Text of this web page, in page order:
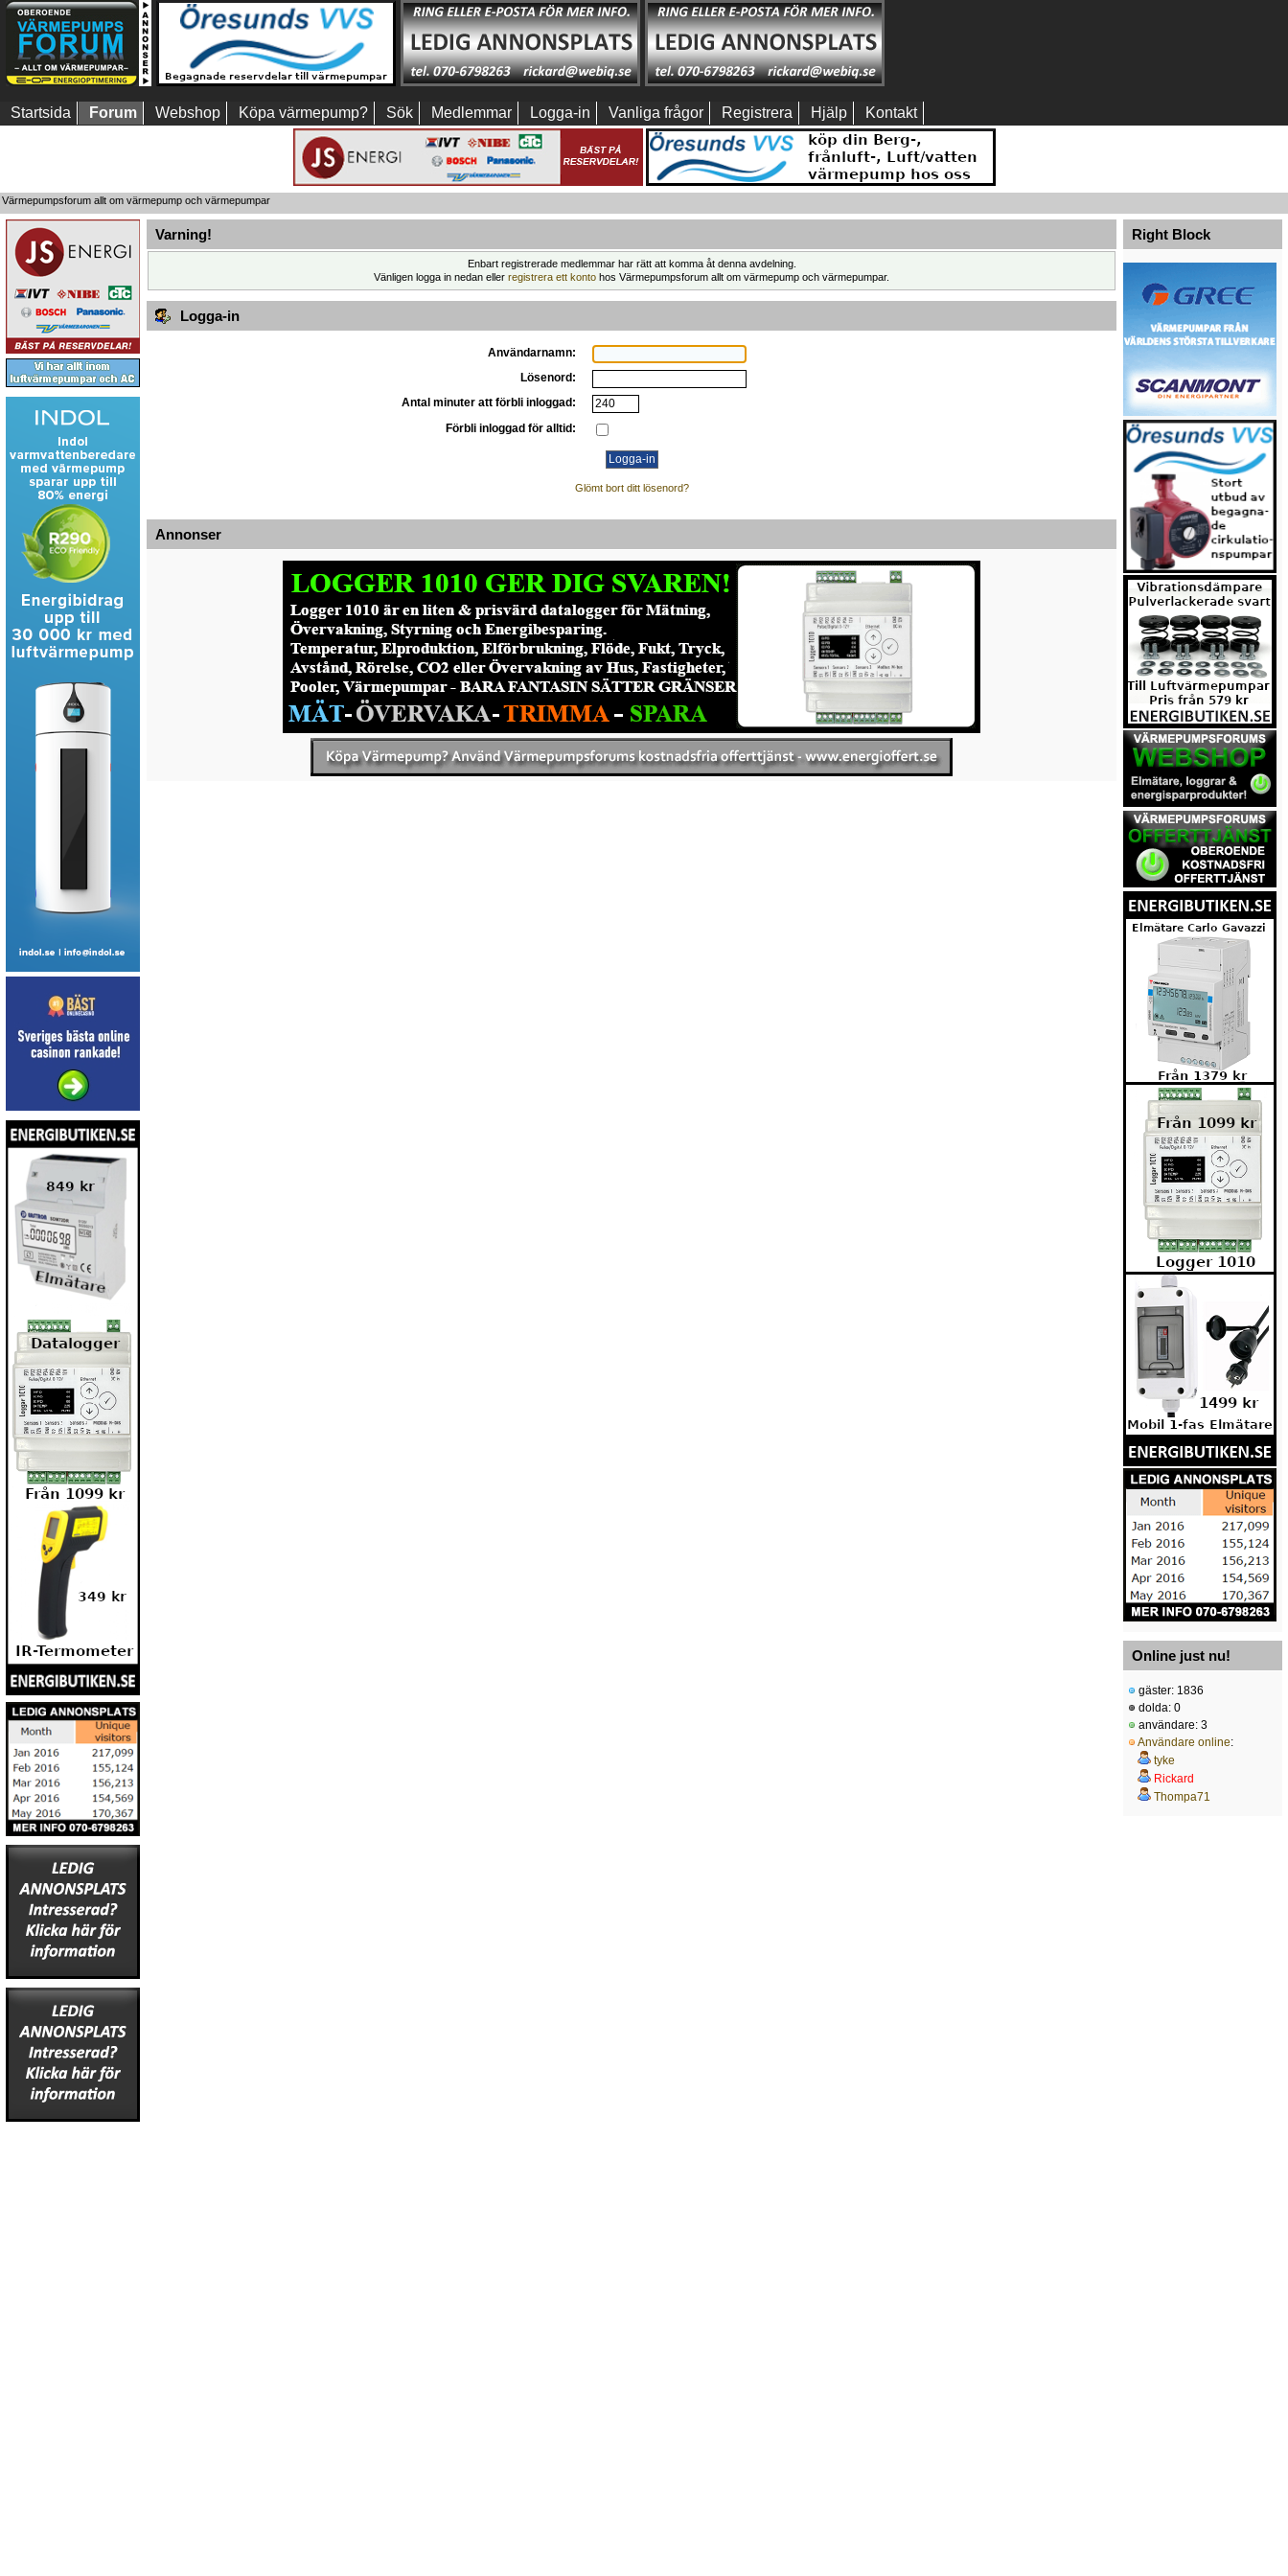
Startsida Forum Webshop Köpa värmepump? Sök Medlemmar Logga-in Vanliga frågor Registrera Hjälp Kontakt
Värmepumpsforum allt om värmepump och värmepumpar
Varning!
Enbart registrerade medlemmar har rätt att komma åt denna avdelning.
Vänligen logga in nedan eller registrera ett konto hos Värmepumpsforum allt om värmepump och värmepumpar.
Logga-in
Användarnamn:
Lösenord:
Antal minuter att förbli inloggad:
Förbli inloggad för alltid:
Glömt bort ditt lösenord?
Annonser
Right Block
Online just nu!
gäster: 1836
dolda: 0
användare: 3
Användare online:
tyke
Rickard
Thompa71